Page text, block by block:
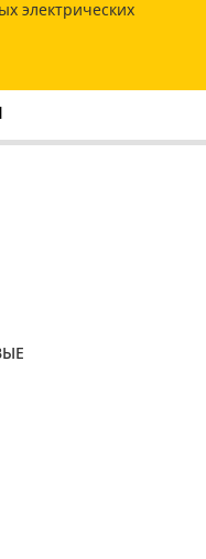
электрических